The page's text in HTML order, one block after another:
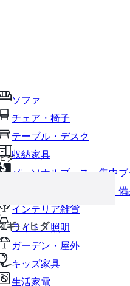
ソファ
チェア・椅子
テーブル・デスク
収納家具
パーソナルブース・集中
オフィスアクセサリー・
インテリア雑貨
ライト・照明
ガーデン・屋外
キッズ家具
生活家電
、カートに追加できます
ダ
ギ) / ヒダ